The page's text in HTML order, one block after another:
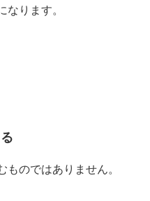
ります。
のではありません。